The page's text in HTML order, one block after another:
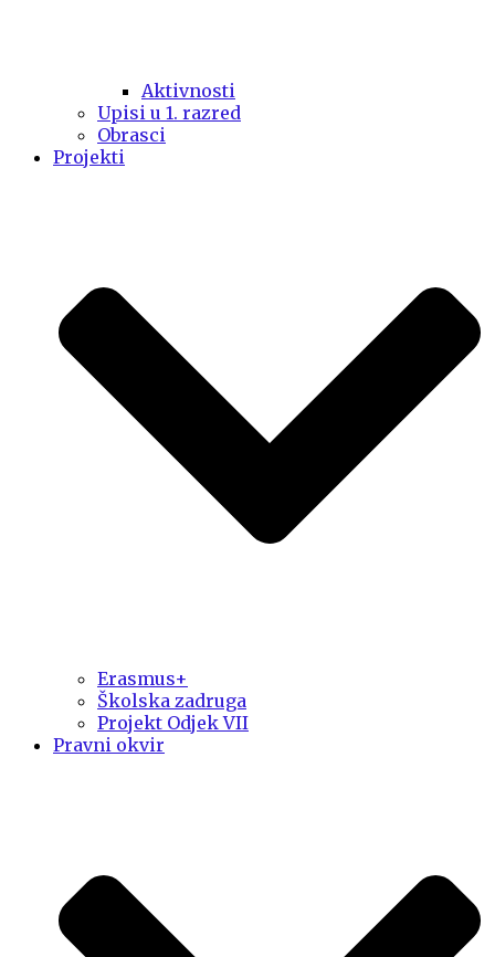
Aktivnosti
Upisi u 1. razred
Obrasci
Projekti
Erasmus+
Školska zadruga
Projekt Odjek VII
Pravni okvir